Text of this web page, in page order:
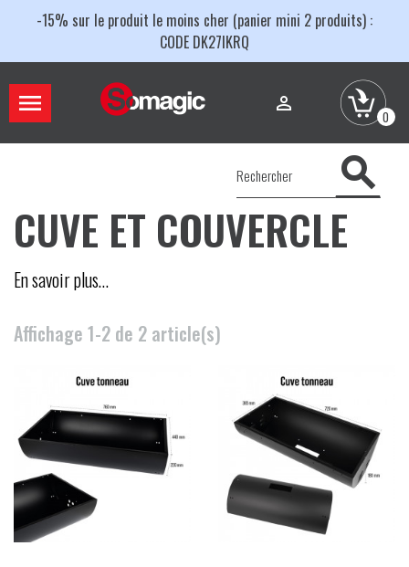
-15% sur le produit le moins cher (panier mini 2 produits) :
CODE DK27IKRQ
 
0

CUVE ET COUVERCLE
En savoir plus…
Affichage 1-2 de 2 article(s)